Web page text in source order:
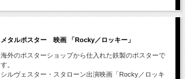
メタルポスター 映画 「Rocky／ロッキー」
海外のポスターショップから仕入れた鉄製のポスターで
す。
シルヴェスター・スタローン出演映画「Rocky／ロッキ